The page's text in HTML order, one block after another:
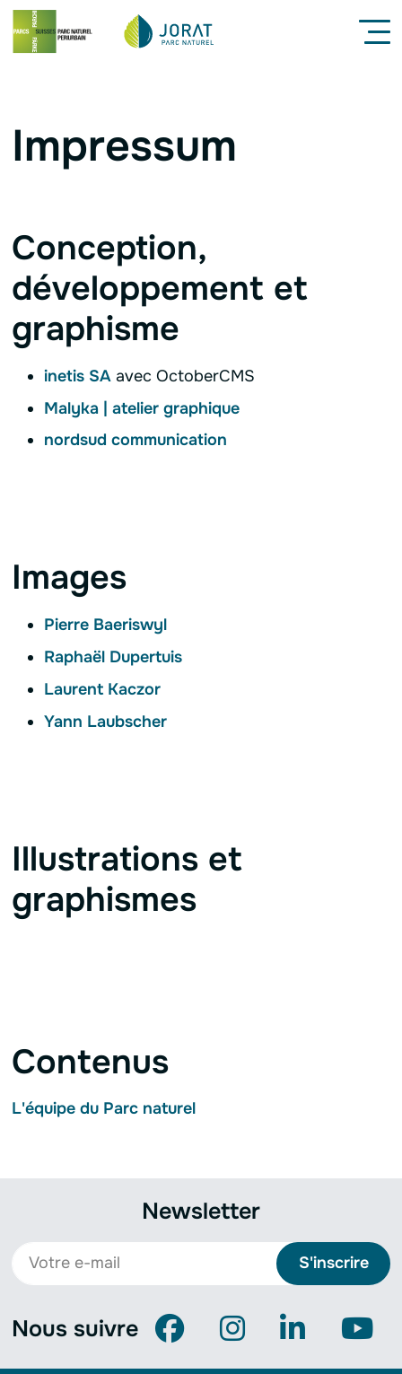
Navigation interne
Menu
Contenu
Pied de page
Impressum
Conception,
développement et
graphisme
inetis SAavec OctoberCMS
Malyka | atelier graphique
nordsud communication
Images
Pierre Baeriswyl
Raphaël Dupertuis
Laurent Kaczor
Yann Laubscher
Illustrations et
graphismes
Contenus
L'équipe du Parc naturel
Newsletter
S'inscrire
Nous suivre